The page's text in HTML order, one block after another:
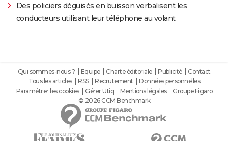
Des policiers déguisés en buisson verbalisent les
conducteurs utilisant leur téléphone au volant
Qui sommes-nous ? Equipe Charte éditoriale Publicité
Contact
Tous les articles
RSS Recrutement
Données personnelles
Paramétrer les cookies
Gérer Utiq Mentions légales
Groupe Figaro
© 2026 CCM Benchmark